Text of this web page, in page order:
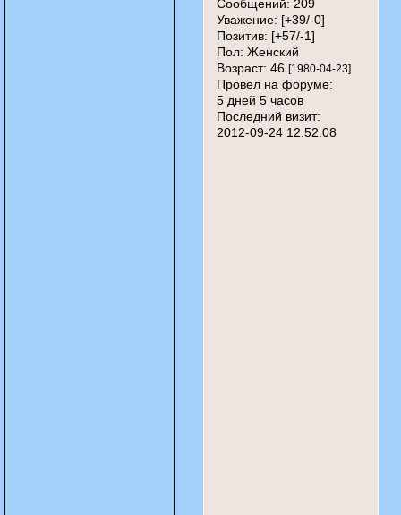
Сообщений: 209
Уважение: [+39/-0]
Позитив: [+57/-1]
Пол: Женский
Возраст: 46 [1980-04-23]
Провел на форуме:
5 дней 5 часов
Последний визит:
2012-09-24 12:52:08